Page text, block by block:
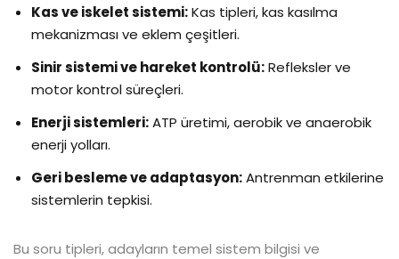
Kas ve iskelet sistemi:Kas tipleri, kas kasılma
mekanizması ve eklem çeşitleri.
Sinir sistemi ve hareket kontrolü:Refleksler ve
motor kontrol süreçleri.
Enerji sistemleri:ATP üretimi, aerobik ve anaerobik
enerji yolları.
Geri besleme ve adaptasyon:Antrenman etkilerine
sistemlerin tepkisi.
Bu soru tipleri, adayların temel sistem bilgisi ve